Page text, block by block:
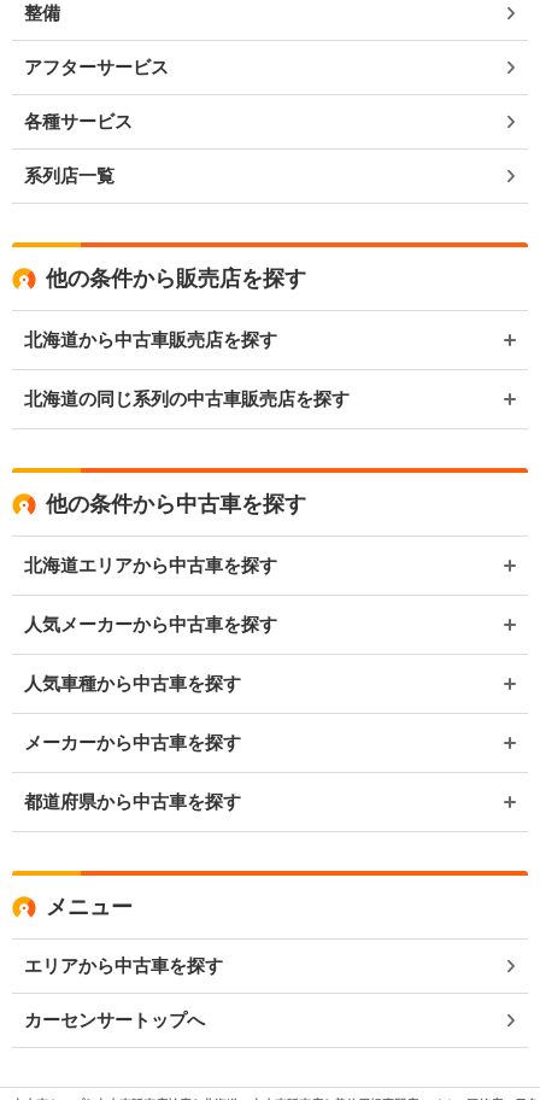
整備
アフターサービス
各種サービス
系列店一覧
他の条件から販売店を探す
北海道から中古車販売店を探す
北海道の同じ系列の中古車販売店を探す
他の条件から中古車を探す
北海道エリアから中古車を探す
人気メーカーから中古車を探す
人気車種から中古車を探す
メーカーから中古車を探す
都道府県から中古車を探す
メニュー
エリアから中古車を探す
カーセンサートップへ